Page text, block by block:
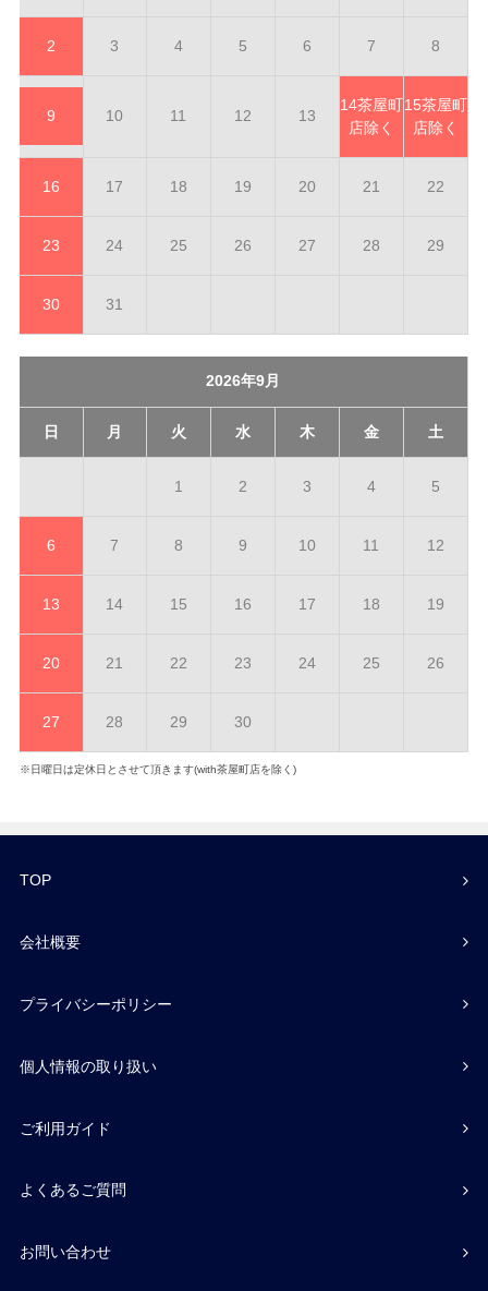
2 3 4 5 6 7 8
9 10 11 12 13
14茶屋町
店除く
15茶屋町
店除く
16 17 18 19 20 21 22
23 24 25 26 27 28 29
30 31
2026年9月
日 月 火 水 木 金 土
1 2 3 4 5
6 7 8 9 10 11 12
13 14 15 16 17 18 19
20 21 22 23 24 25 26
27 28 29 30
※日曜日は定休日とさせて頂きます(with茶屋町店を除く)
TOP
会社概要
プライバシーポリシー
個人情報の取り扱い
ご利用ガイド
よくあるご質問
お問い合わせ